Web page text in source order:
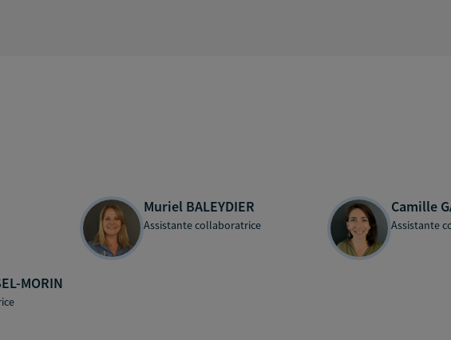
Muriel BALEYDIER
Assistante collaboratrice
Camille
Assistante
MORIN